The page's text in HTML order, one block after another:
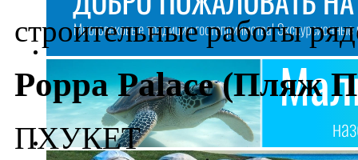
строительные работы
Poppa Palace (Пляж
ПХУКЕТ